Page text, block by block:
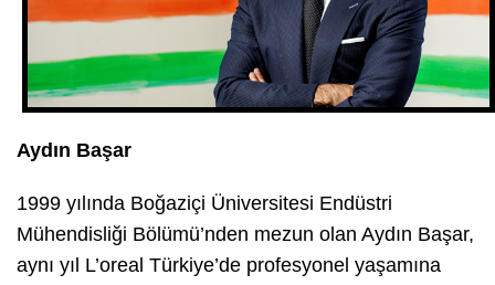
Aydın Başar
1999 yılında Boğaziçi Üniversitesi Endüstri
Mühendisliği Bölümü’nden mezun olan Aydın Başar,
aynı yıl L’oreal Türkiye’de profesyonel yaşamına